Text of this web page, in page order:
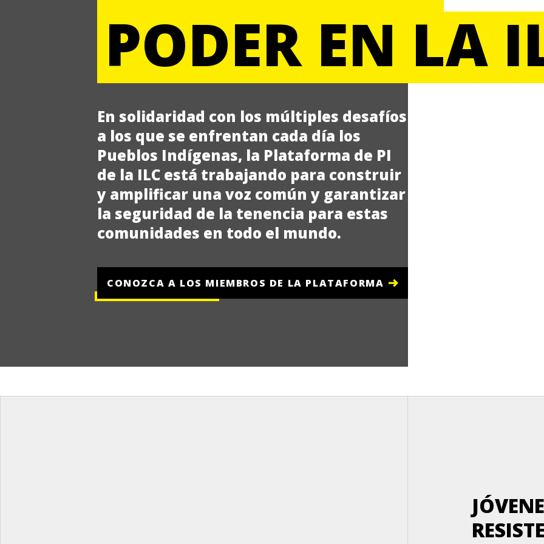
PODER EN LA
En solidaridad con los múltiples desafíos
a los que se enfrentan cada día los
Pueblos Indígenas, la Plataforma de PI
de la ILC está trabajando para construir
y amplificar una voz común y garantizar
la seguridad de la tenencia para estas
comunidades en todo el mundo.
CONOZCA A LOS MIEMBROS DE LA PLATAFORMA